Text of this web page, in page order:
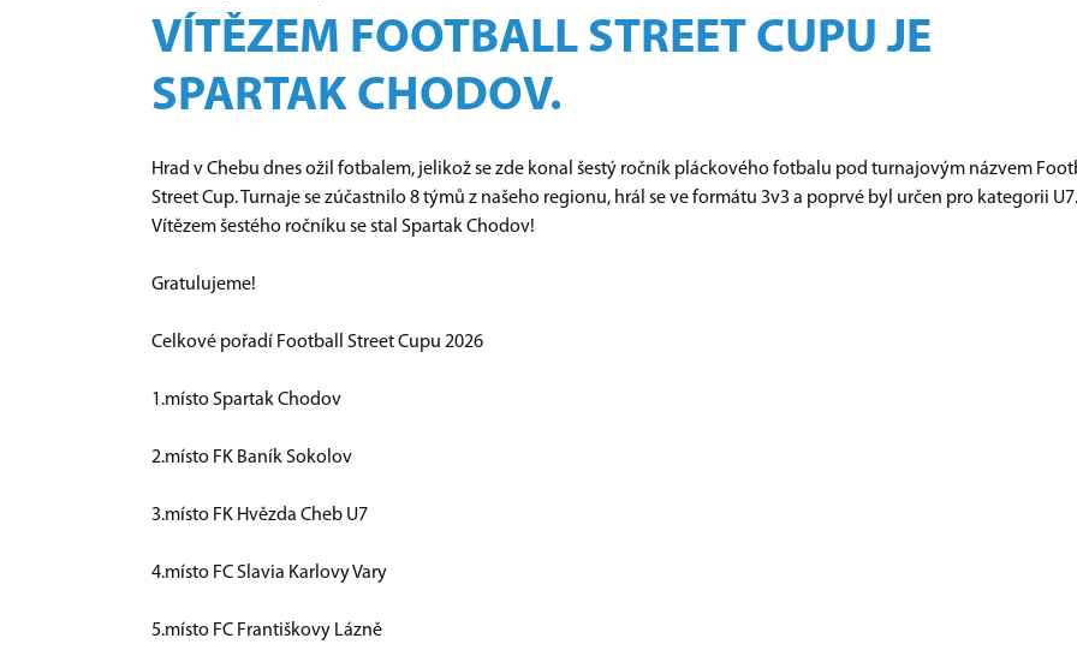
VÍTĚZEM FOOTBALL STREET CUPU JE
SPARTAK CHODOV.
Hrad v Chebu dnes ožil fotbalem, jelikož se zde konal šestý ročník pláckového fotbalu pod turnajovým názvem
Street Cup. Turnaje se zúčastnilo 8 týmů z našeho regionu, hrál se ve formátu 3v3 a poprvé byl určen pro kategorii U7.
Vítězem šestého ročníku se stal Spartak Chodov!
Gratulujeme!
Celkové pořadí Football Street Cupu 2026
1.místo Spartak Chodov
2.místo FK Baník Sokolov
3.místo FK Hvězda Cheb U7
4.místo FC Slavia Karlovy Vary
5.místo FC Františkovy Lázně